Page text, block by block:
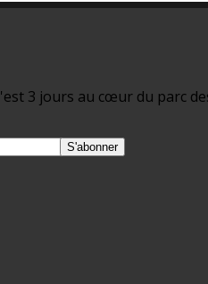
3 jours au cœur du parc